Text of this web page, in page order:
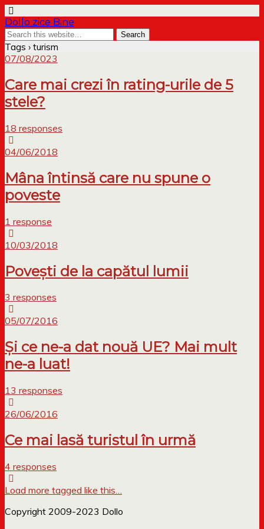
Dollo zice Bine
Tags › turism
07/08/2023
Care mai crezi în rating-urile de 5
stele?
18 responses
04/06/2018
Mâna întinsă care nu spune o
poveste
1 response
10/03/2018
Povești de la capătul lumii
3 responses
05/07/2016
Și ce ne-a dat nouă UE? Mai mult
ne-a luat!
13 responses
26/06/2016
Ce mai lasă turistul în urmă
4 responses
Load more tagged like this…
Copyright 2009-2023 Dollo